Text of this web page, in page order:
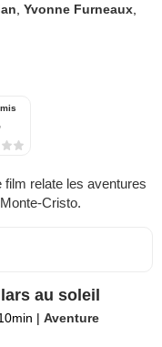
,Yvonne Furneaux
relate les aventures
Cristo.
au soleil
| Aventure